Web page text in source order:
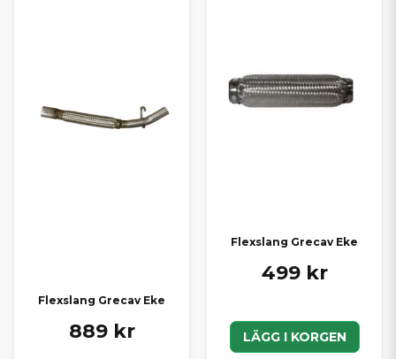
Flexslang Grecav Eke
889 kr
Flexslang Grecav Eke
499 kr
LÄGG I KORGEN